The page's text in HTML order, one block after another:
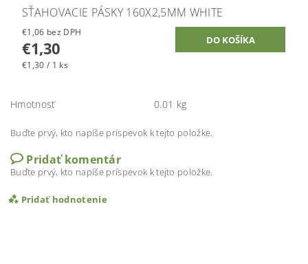
SŤAHOVACIE PÁSKY 160X2,5MM WHITE
€1,06 bez DPH
€1,30
€1,30 / 1 ks
Hmotnosť 0.01 kg
Buďte prvý, kto napíše príspevok k tejto položke.
Pridať komentár
Buďte prvý, kto napíše príspevok k tejto položke.
Pridať hodnotenie